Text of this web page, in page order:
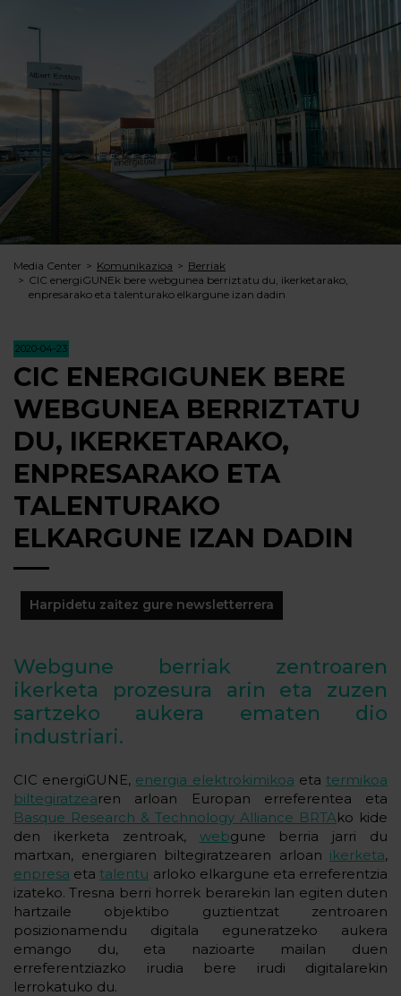
Media Center Komunikazioa
Berriak
CIC energiGUNEk bere webgunea berriztatu du, ikerketarako,
enpresarako eta talenturako elkargune izan dadin
2020-04-23
CIC ENERGIGUNEK BERE
WEBGUNEA BERRIZTATU
DU, IKERKETARAKO,
ENPRESARAKO ETA
TALENTURAKO
ELKARGUNE IZAN DADIN
Harpidetu zaitez gure newsletterrera
Webgune berriak zentroaren
ikerketa prozesura arin eta zuzen
sartzeko aukera ematen dio
industriari.
CIC energiGUNE, energia elektrokimikoa etatermikoa
biltegiratzearen arloan Europan erreferentea eta
Basque Research & Technology Alliance BRTAko kide
den ikerketa zentroak, webgune berria jarri du
martxan, energiaren biltegiratzearen arloan ikerketa,
enpresa etatalentu arloko elkargune eta erreferentzia
izateko. Tresna berri horrek berarekin lan egiten duten
hartzaile objektibo guztientzat zentroaren
posizionamendu digitala eguneratzeko aukera
emango du, eta nazioarte mailan duen
erreferentziazko irudia bere irudi digitalarekin
lerrokatuko du.